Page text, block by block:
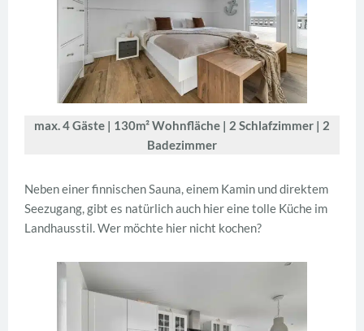
max. 4 Gäste | 130m² Wohnfläche | 2 Schlafzimmer | 2
Badezimmer
Neben einer finnischen Sauna, einem Kamin und direktem
Seezugang, gibt es natürlich auch hier eine tolle Küche im
Landhausstil. Wer möchte hier nicht kochen?